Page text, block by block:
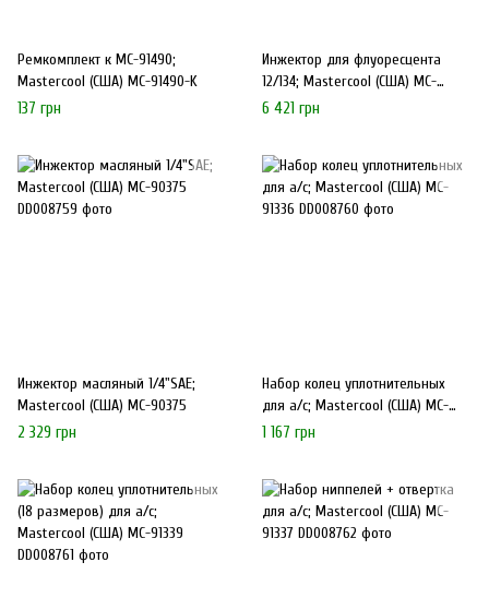
Ремкомплект к МС-91490;
Mastercool (США) MC-91490-K
137 грн
Инжектор для флуоресцента
12/134; Mastercool (США) MC-
53123-А
6 421 грн
Инжектор масляный 1/4"SAE;
Mastercool (США) MC-90375
2 329 грн
Набор колец уплотнительных
для а/с; Mastercool (США) MC-
91336
1 167 грн